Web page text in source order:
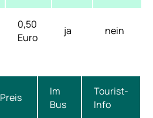
0,50
Euro
ja nein
Preis
Im
Bus
Tourist-
Info